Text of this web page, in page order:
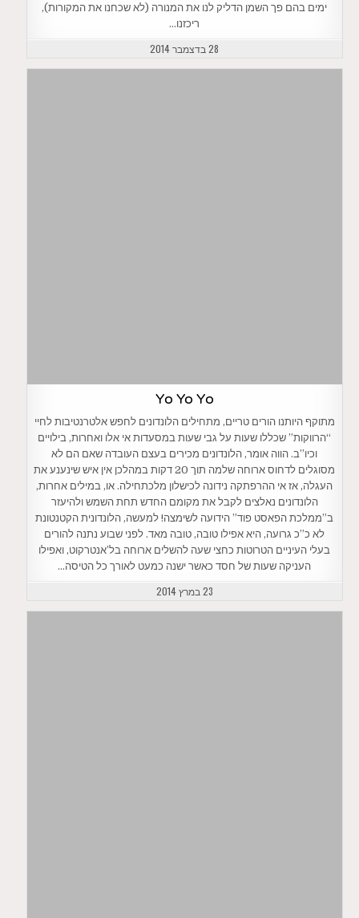
ימים בהם פך השמן הדליק לנו את המנורה (לא שכחנו את המקורות),
ריכזנו…
28 בדצמבר 2014
Yo Yo Yo
מתוקף היותנו הורים טריים, מתחילים הלונדונים לחפש אלטרנטיבות לחיי
“הרווקות” שכללו שעות על גבי שעות במסעדות אי אלו ואחרות, בילויים
וכיו”ב. הווה אומר, הלונדונים מכירים בעצם העובדה שאם הם לא
מסוגלים לדחוס ארוחה שלמה תוך 20 דקות במהלכן אין איש שינענע את
העגלה, אז אי ההרפתקה נידונה לכישלון מלכתחילה. או, במילים אחרות,
הלונדונים נאלצים לקבל את מקומם החדש תחת השמש ולהיעזר
ב”ממלכת הפאסט פוד” הידועה לשימצה! למעשה, הלונדונית הקטנטונת
לא כ”כ גרועה, היא אפילו טובה, טובה מאד. לפני שבוע נתנה להורים
בעלי העיניים הטרוטות כחצי שעה להשלים ארוחה בל’אנטרקוט, ואפילו
העניקה שעות של חסד כאשר ישנה כמעט לאורך כל הטיסה…
23 במרץ 2014